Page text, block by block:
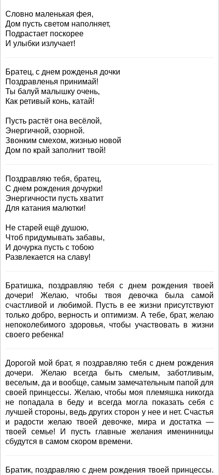
Словно маленькая фея,
Дом пусть светом наполняет,
Подрастает поскорее
И улыбки излучает!
Братец, с днем рожденья дочки
Поздравленья принимай!
Ты балуй малышку очень,
Как ретивый конь, катай!
Пусть растёт она весёлой,
Энергичной, озорной.
Звонким смехом, жизнью новой
Дом по край заполнит твой!
Поздравляю тебя, братец,
С днем рождения дочурки!
Энергичности пусть хватит
Для катания малютки!
Не старей ещё душою,
Чтоб придумывать забавы,
И дочурка пусть с тобою
Развлекается на славу!
Братишка, поздравляю тебя с днем рождения твоей
дочери! Желаю, чтобы твоя девочка была самой
счастливой и любимой. Пусть в ее жизни присутствуют
только добро, верность и оптимизм. А тебе, брат, желаю
непоколебимого здоровья, чтобы участвовать в жизни
своего ребенка!
Дорогой мой брат, я поздравляю тебя с днем рождения
дочери. Желаю всегда быть смелым, заботливым,
веселым, да и вообще, самым замечательным папой для
своей принцессы. Желаю, чтобы моя племяшка никогда
не попадала в беду и всегда могла показать себя с
лучшей стороны, ведь других сторон у нее и нет. Счастья
и радости желаю твоей девочке, мира и достатка —
твоей семье! И пусть главные желания именинницы
сбудутся в самом скором времени.
Братик, поздравляю с днем рождения твоей принцессы.